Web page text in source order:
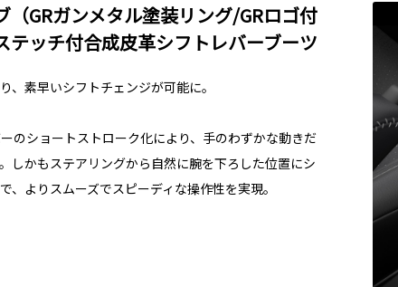
（GRガンメタル塗装リング/GRロゴ付
テッチ付合成皮革シフトレバーブーツ
、素早いシフトチェンジが可能に。
のショートストローク化により、手のわずかな動きだ
しかもステアリングから自然に腕を下ろした位置にシ
、よりスムーズでスピーディな操作性を実現。